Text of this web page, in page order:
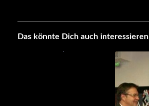
Das könnte Dich auch interessieren